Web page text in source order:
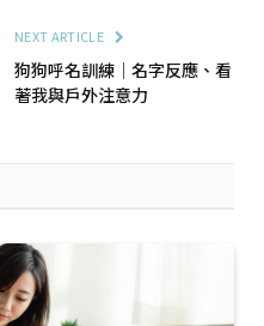
NEXT ARTICLE
狗狗呼名訓練｜名字反應、看
著我與戶外注意力